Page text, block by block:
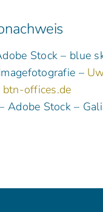
Stock – blue
–
btn-offices.de
Adobe Stock –